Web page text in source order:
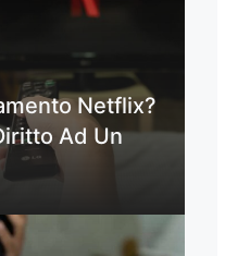
Netflix?
Ad Un